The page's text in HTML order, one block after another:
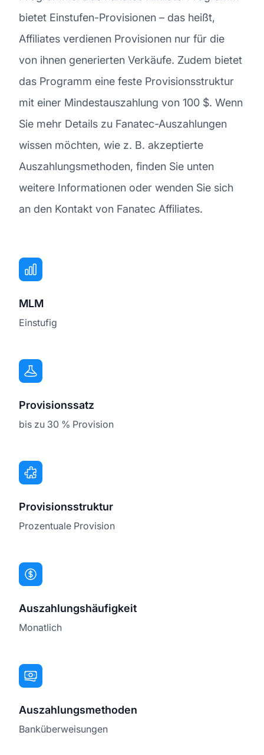
bietet Einstufen-Provisionen – das heißt,
Affiliates verdienen Provisionen nur für die
von ihnen generierten Verkäufe. Zudem bietet
das Programm eine feste Provisionsstruktur
mit einer Mindestauszahlung von 100 $. Wenn
Sie mehr Details zu Fanatec-Auszahlungen
wissen möchten, wie z. B. akzeptierte
Auszahlungsmethoden, finden Sie unten
weitere Informationen oder wenden Sie sich
an den Kontakt von Fanatec Affiliates.
MLM
Einstufig
Provisionssatz
bis zu 30 % Provision
Provisionsstruktur
Prozentuale Provision
Auszahlungshäufigkeit
Monatlich
Auszahlungsmethoden
Banküberweisungen